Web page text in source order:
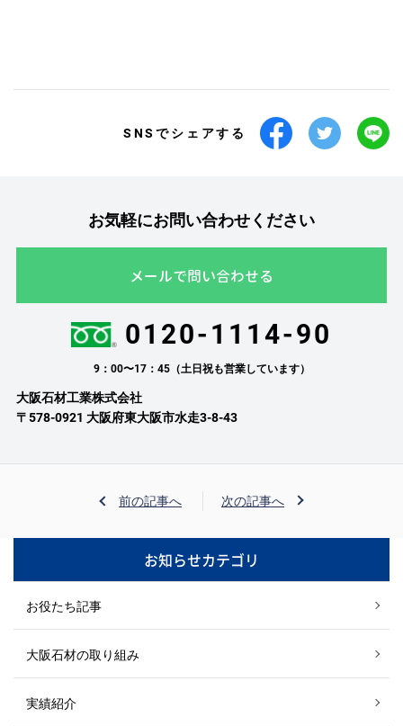
SNSでシェアする
お気軽にお問い合わせください
メールで問い合わせる
0120-1114-90
9：00〜17：45（土日祝も営業しています）
大阪石材工業株式会社
〒578-0921 大阪府東大阪市水走3-8-43
前の記事へ 次の記事へ
お知らせカテゴリ
お役たち記事
大阪石材の取り組み
実績紹介